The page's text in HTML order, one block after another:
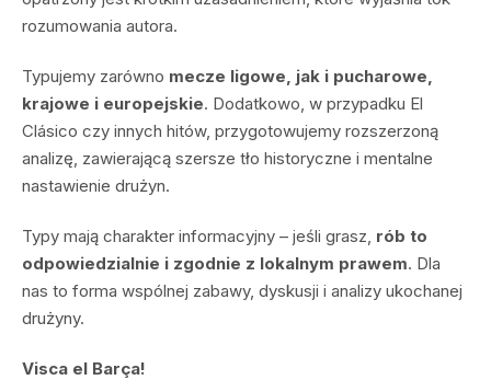
rozumowania autora.
Typujemy zarówno mecze ligowe, jak i pucharowe,
krajowe i europejskie. Dodatkowo, w przypadku El
Clásico czy innych hitów, przygotowujemy rozszerzoną
analizę, zawierającą szersze tło historyczne i mentalne
nastawienie drużyn.
Typy mają charakter informacyjny – jeśli grasz, rób to
odpowiedzialnie i zgodnie z lokalnym prawem. Dla
nas to forma wspólnej zabawy, dyskusji i analizy ukochanej
drużyny.
Visca el Barça!